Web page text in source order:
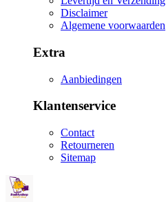
Disclaimer
Algemene voorwaarden
Extra
Aanbiedingen
Klantenservice
Contact
Retourneren
Sitemap